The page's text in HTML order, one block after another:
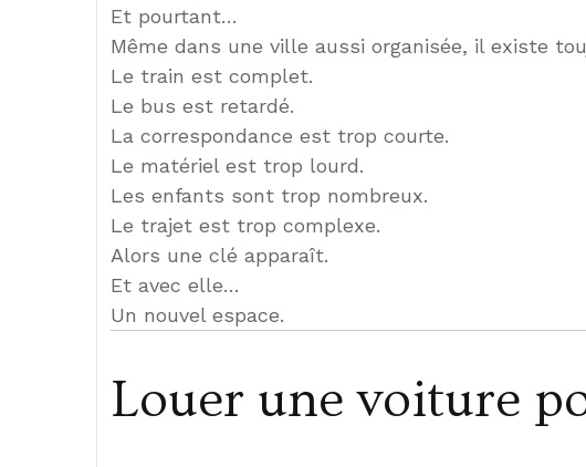
Et pourtant…
Même dans une ville aussi organisée, il existe
Le train est complet.
Le bus est retardé.
La correspondance est trop courte.
Le matériel est trop lourd.
Les enfants sont trop nombreux.
Le trajet est trop complexe.
Alors une clé apparaît.
Et avec elle…
Un nouvel espace.
Louer une voiture